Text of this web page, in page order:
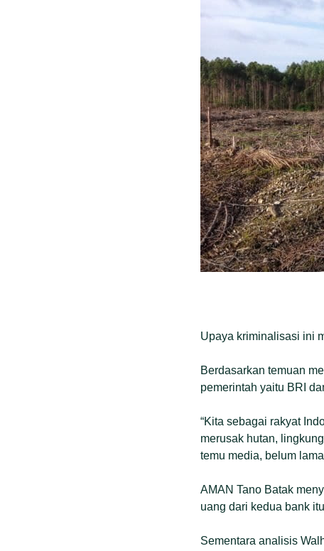
Upaya kriminalisasi ini
Berdasarkan temuan
pemerintah yaitu BRI
“Kita sebagai rakyat
merusak hutan,
temu media, belum
AMAN Tano Batak
uang dari kedua bank
Sementara analisis